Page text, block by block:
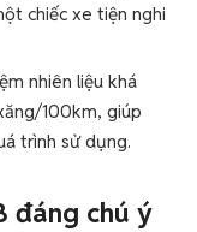
chiếc xe tiện nghi
nhiên liệu khá
100km, giúp
trình sử dụng.
đáng chú ý